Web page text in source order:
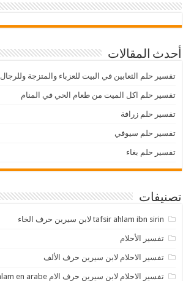
أحدث المقالات
تفسير حلم الثعابين في البيت للعزباء والمتزجة وللرجال
تفسير حلم اكل الميت من طعام الحي في المنام
تفسير حلم زرافة
تفسير حلم سيوفي
تفسير حلم بغاء
تصنيفات
tafsir ahlam ibn sirin لابن سيرين حرف الخاء
تفسير الأحلام
تفسير الاحلام لابن سيرين حرف الألف
تفسير الاحلام لابن سيرين حرف الام tafsir ahlam en arabe